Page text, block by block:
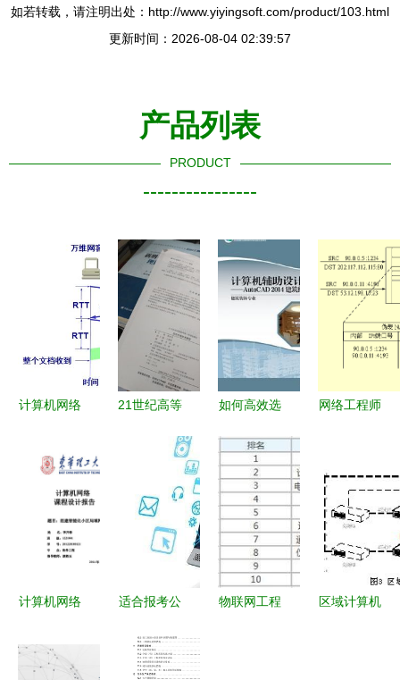
如若转载，请注明出处：http://www.yiyingsoft.com/product/103.html
更新时间：2026-08-04 02:39:57
产品列表
PRODUCT
----------------
计算机网络
程施工与设
21世纪高等
程规划教材
《综合布线
技术教程》
——计算机
工与设计核
如何高效选
机网络工程
施工与设
计》详解
——基于高
教社门户网
站的选书系
网络工程师
管理试题分
析与施工实
践——基于
2004年11
月软考计算
计算机网络
工程施工与
适合报考公
大学专业
物联网工程
区域计算机